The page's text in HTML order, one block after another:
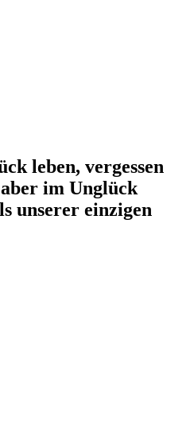
leben, vergessen
im Unglück
unserer einzigen